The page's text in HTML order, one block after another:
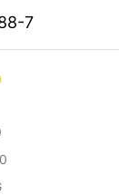
7